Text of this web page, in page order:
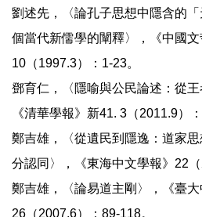
劉述先，〈論孔子思想中隱含的
個當代新儒學的闡釋〉，《中國文
10（1997.3）：1-23。
鄧育仁，〈隱喻與公民論述：從王
《清華學報》新41. 3（2011.9）
鄭吉雄，〈從遺民到隱逸：道家
分認同〉，《東海中文學報》22
鄭吉雄，〈論易道主剛〉，《臺大
26（2007.6）：89-118。